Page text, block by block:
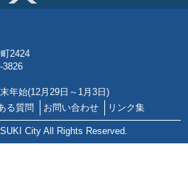
2424
3826
年始(12月29日～1月3日)
る質問 お問い合わせ リンク集
City All Rights Reserved.